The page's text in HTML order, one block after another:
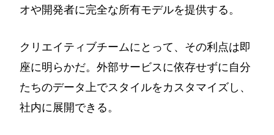
オや開発者に完全な所有モデルを提供する。
クリエイティブチームにとって、その利点は即
座に明らかだ。外部サービスに依存せずに自分
たちのデータ上でスタイルをカスタマイズし、
社内に展開できる。